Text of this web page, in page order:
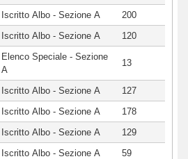
Iscritto Albo - Sezione A
200
Iscritto Albo - Sezione A 120
Elenco Speciale - Sezione
A
13
Iscritto Albo - Sezione A
127
Iscritto Albo - Sezione A
178
Iscritto Albo - Sezione A
129
Iscritto Albo - Sezione A
59